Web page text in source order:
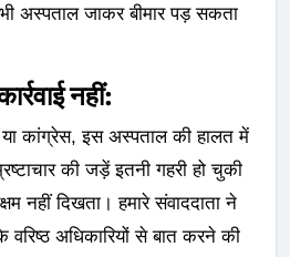
अस्पताल जाकर बीमार पड़ सकता
नहीं:
या कांग्रेस, इस अस्पताल की हालत में
की जड़ें इतनी गहरी हो चुकी
नहीं दिखता। हमारे संवाददाता ने
अधिकारियों से बात करने की